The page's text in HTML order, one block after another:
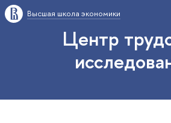
Высшая школа экономики
Центр